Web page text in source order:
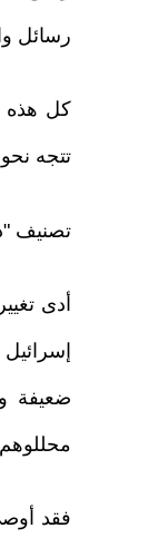
رسائل
كل هذه
تتجه
تصنيف
أدى
ضعيفة
فقد